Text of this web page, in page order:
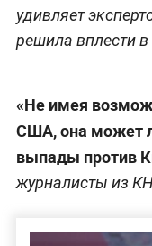
удивляет
решила вплести
«Не имея
США, она может
выпады против
журналисты из